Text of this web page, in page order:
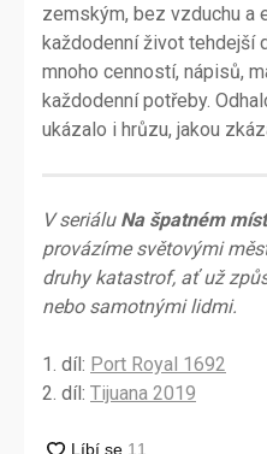
zemským, bez vzduchu a
každodenní život tehdejší
mnoho cenností, nápisů,
každodenní potřeby.
ukázalo i hrůzu, jakou
V seriálu Na špatném
provázíme světovými
druhy katastrof, ať už
nebo samotnými lidmi.
1. díl: Port Royal 1692
2. díl: Tijuana 2019